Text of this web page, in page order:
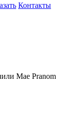
Контакты
Mae Pranom